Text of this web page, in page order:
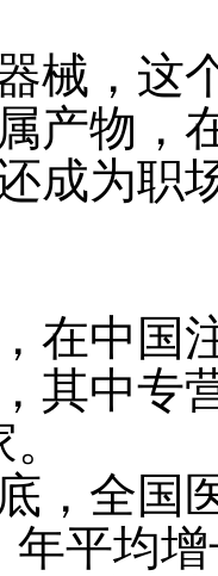
，这个
产物，
成为职
中国注
其中专
，全国
年平均